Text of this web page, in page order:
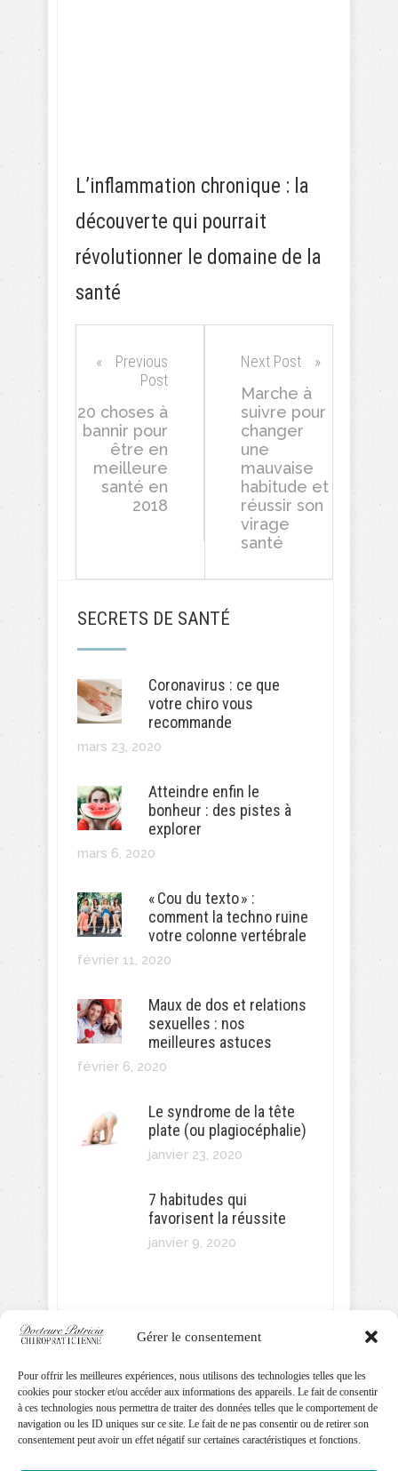
Gérer le consentement
Pour offrir les meilleures expériences, nous utilisons des technologies telles que les
cookies pour stocker et/ou accéder aux informations des appareils. Le fait de consentir
à ces technologies nous permettra de traiter des données telles que le comportement de
navigation ou les ID uniques sur ce site. Le fait de ne pas consentir ou de retirer son
consentement peut avoir un effet négatif sur certaines caractéristiques et fonctions.
SECRETS DE SANTÉ
Coronavirus : ce que
votre chiro vous
recommande
mars 23, 2020
Atteindre enfin le
bonheur : des pistes à
explorer
mars 6, 2020
« Cou du texto » :
comment la techno ruine
votre colonne vertébrale
février 11, 2020
Maux de dos et relations
sexuelles : nos
meilleures astuces
février 6, 2020
Le syndrome de la tête
plate (ou plagiocéphalie)
janvier 23, 2020
7 habitudes qui
favorisent la réussite
janvier 9, 2020
SUIVEZ MOI!
L’inflammation chronique : la
découverte qui pourrait
révolutionner le domaine de la
santé
Previous
Post
20 choses à
bannir pour
être en
meilleure
santé en
2018
Next Post
Marche à
suivre pour
changer
une
mauvaise
habitude et
réussir son
virage
santé